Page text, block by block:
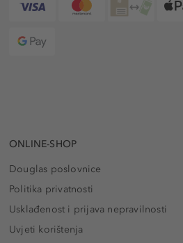
ONLINE-SHOP
Douglas poslovnice
Politika privatnosti
Usklađenost i prijava nepravilnosti
Uvjeti korištenja